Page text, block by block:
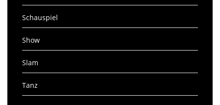
Schauspiel
Show
Slam
Tanz